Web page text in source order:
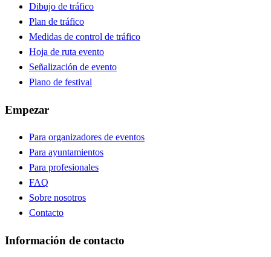
Dibujo de tráfico
Plan de tráfico
Medidas de control de tráfico
Hoja de ruta evento
Señalización de evento
Plano de festival
Empezar
Para organizadores de eventos
Para ayuntamientos
Para profesionales
FAQ
Sobre nosotros
Contacto
Información de contacto